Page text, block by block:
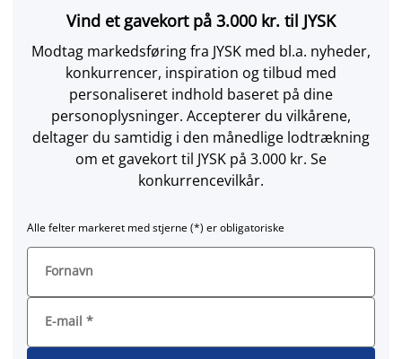
Vind et gavekort på 3.000 kr. til JYSK
Modtag markedsføring fra JYSK med bl.a. nyheder,
konkurrencer, inspiration og tilbud med
personaliseret indhold baseret på dine
personoplysninger. Accepterer du vilkårene,
deltager du samtidig i den månedlige lodtrækning
om et gavekort til JYSK på 3.000 kr. Se
konkurrencevilkår.
Alle felter markeret med stjerne (*) er obligatoriske
Fornavn
E-mail *